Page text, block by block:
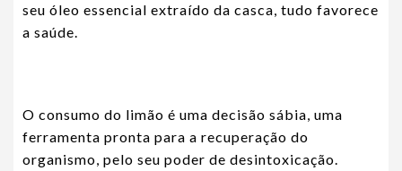
seu óleo essencial extraído da casca, tudo favorece
a saúde.
O consumo do limão é uma decisão sábia, uma
ferramenta pronta para a recuperação do
organismo, pelo seu poder de desintoxicação.